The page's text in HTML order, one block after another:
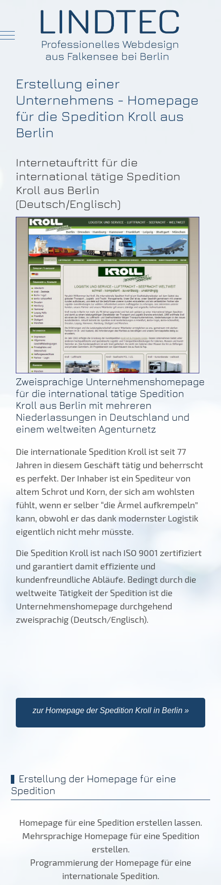
Mobile Menu Toggle
Erstellung einer
Unternehmens - Homepage
für die Spedition Kroll aus
Berlin
Internetauftritt für die
international tätige Spedition
Kroll aus Berlin
(Deutsch/Englisch)
Zweisprachige Unternehmenshomepage
für die international tätige Spedition
Kroll aus Berlin mit mehreren
Niederlassungen in Deutschland und
einem weltweiten Agenturnetz
Die internationale Spedition Kroll ist seit 77
Jahren in diesem Geschäft tätig und beherrscht
es perfekt. Der Inhaber ist ein Spediteur von
altem Schrot und Korn, der sich am wohlsten
fühlt, wenn er selber “die Ärmel aufkrempeln”
kann, obwohl er das dank modernster Logistik
eigentlich nicht mehr müsste.
Die Spedition Kroll ist nach ISO 9001 zertifiziert
und garantiert damit effiziente und
kundenfreundliche Abläufe. Bedingt durch die
weltweite Tätigkeit der Spedition ist die
Unternehmenshomepage durchgehend
zweisprachig (Deutsch/Englisch).
zur Homepage der Spedition Kroll in Berlin »
Erstellung der Homepage für eine
Spedition
Homepage für eine Spedition erstellen lassen.
Mehrsprachige Homepage für eine Spedition
erstellen.
Programmierung der Homepage für eine
internationale Spedition.